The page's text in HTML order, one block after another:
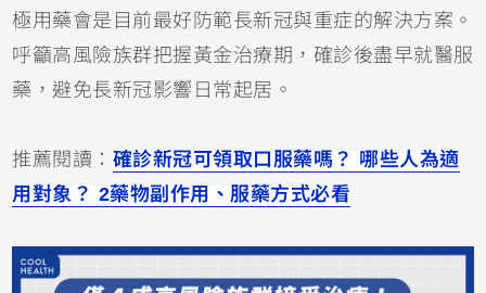
極用藥會是目前最好防範長新冠與重症的解決方案。
呼籲高風險族群把握黃金治療期，確診後盡早就醫服
藥，避免長新冠影響日常起居。
推薦閱讀： 確診新冠可領取口服藥嗎？ 哪些人為適
用對象？ 2藥物副作用、服藥方式必看